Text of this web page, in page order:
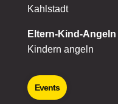
Kahlstadt
Eltern-Kind-Angeln
Kindern angeln
Events